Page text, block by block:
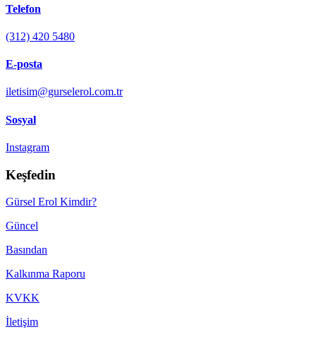
Telefon
(312) 420 5480
E-posta
iletisim@gurselerol.com.tr
Sosyal
Instagram
Keşfedin
Gürsel Erol Kimdir?
Güncel
Basından
Kalkınma Raporu
KVKK
İletişim